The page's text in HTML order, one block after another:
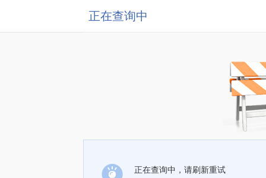
正在查询中
正在查询中，请刷新重试